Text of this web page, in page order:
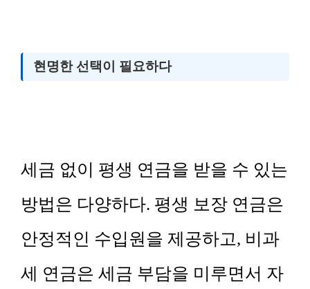
현명한 선택이 필요하다
세금 없이 평생 연금을 받을 수 있는
방법은 다양하다. 평생 보장 연금은
안정적인 수입원을 제공하고, 비과
세 연금은 세금 부담을 미루면서 자